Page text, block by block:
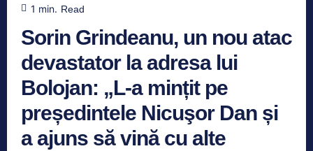
1 min. Read
Sorin Grindeanu, un nou atac
devastator la adresa lui
Bolojan: „L-a mințit pe
președintele Nicuşor Dan și
a ajuns să vină cu alte